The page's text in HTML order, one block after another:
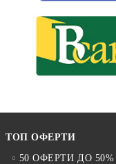
ТОП ОФЕРТИ
50 ОФЕРТИ ДО 50%